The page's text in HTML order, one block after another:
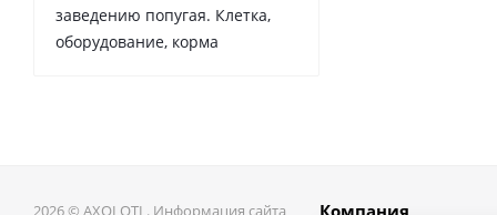
заведению попугая. Клетка,
оборудование, корма
2026 © AXOLOTL. Информация сайта Компания